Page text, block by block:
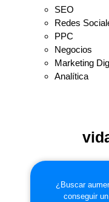
SEO
Redes
PPC
Negocios
Marketing
Analítica
¿Buscar
conseguir